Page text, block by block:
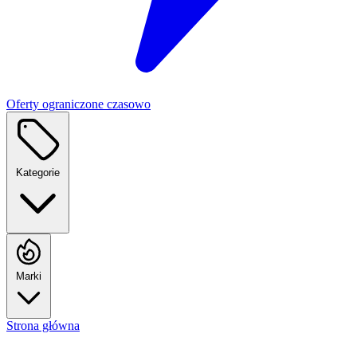
Oferty ograniczone czasowo
Kategorie
Marki
Strona główna